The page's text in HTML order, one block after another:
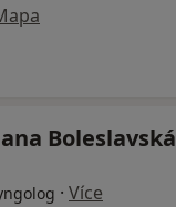
Boleslavská
· Více